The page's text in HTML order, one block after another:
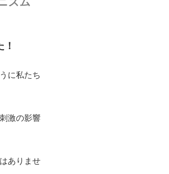
に私たち
激の影響
ありませ